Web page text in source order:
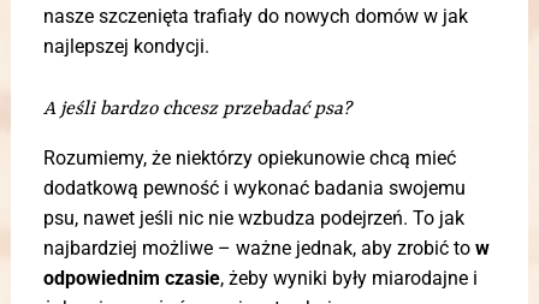
nasze szczenięta trafiały do nowych domów w jak
najlepszej kondycji.
A jeśli bardzo chcesz przebadać psa?
Rozumiemy, że niektórzy opiekunowie chcą mieć
dodatkową pewność i wykonać badania swojemu
psu, nawet jeśli nic nie wzbudza podejrzeń. To jak
najbardziej możliwe – ważne jednak, aby zrobić tow
odpowiednim czasie, żeby wyniki były miarodajne i